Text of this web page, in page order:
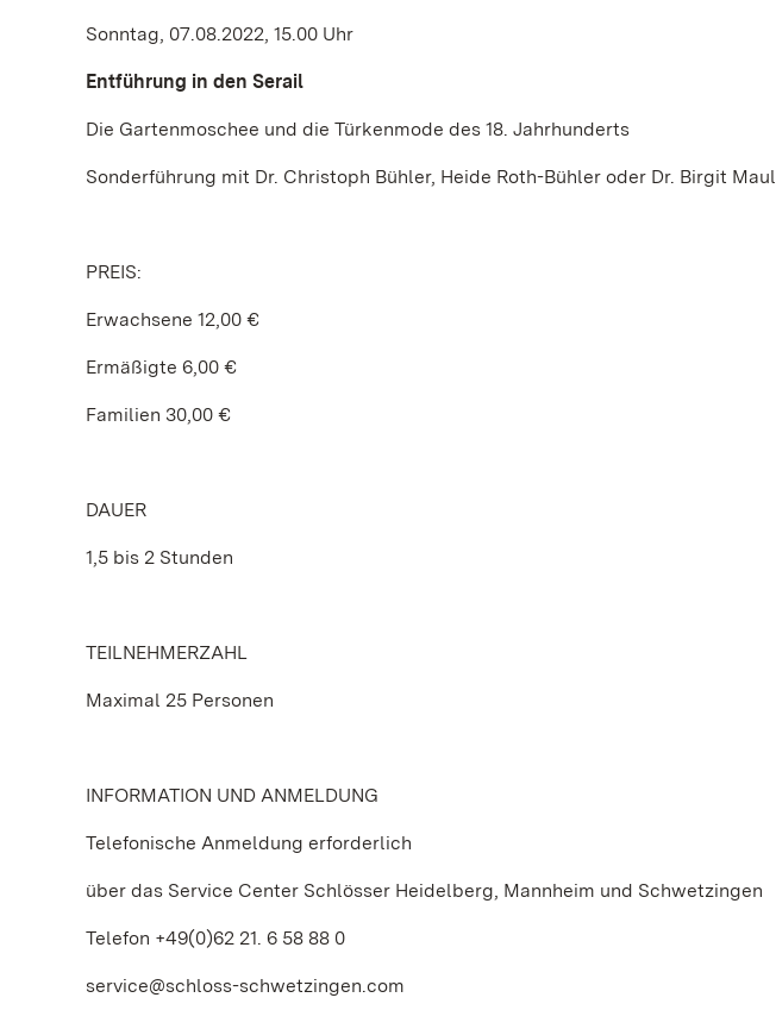
Sonntag, 07.08.2022, 15.00 Uhr
Entführung in den Serail
Die Gartenmoschee und die Türkenmode des 18. Jahrhunderts
Sonderführung mit Dr. Christoph Bühler, Heide Roth-Bühler oder Dr. Birgit Maul
PREIS:
Erwachsene 12,00 €
Ermäßigte 6,00 €
Familien 30,00 €
DAUER
1,5 bis 2 Stunden
TEILNEHMERZAHL
Maximal 25 Personen
INFORMATION UND ANMELDUNG
Telefonische Anmeldung erforderlich
über das Service Center Schlösser Heidelberg, Mannheim und Schwetzingen
Telefon +49(0)62 21. 6 58 88 0
service@schloss-schwetzingen.com